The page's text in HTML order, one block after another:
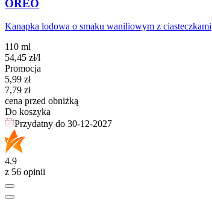
OREO
Kanapka lodowa o smaku waniliowym z ciasteczkami
110 ml
54,45 zł/l
Promocja
Cena promocyjna
5,99 zł
7,79 zł
cena przed obniżką
Do koszyka
Przydatny do 30-12-2027
4.9
z 56 opinii